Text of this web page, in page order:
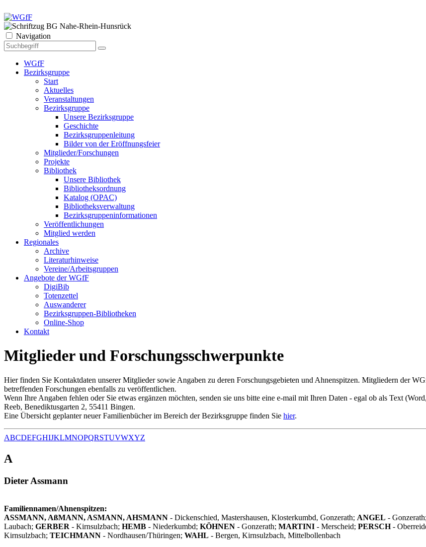
Navigation
WGfF
Bezirksgruppe
Start
Aktuelles
Veranstaltungen
Bezirksgruppe
Unsere Bezirksgruppe
Geschichte
Bezirksgruppenleitung
Bilder von der Eröffnungsfeier
Mitglieder/Forschungen
Projekte
Bibliothek
Unsere Bibliothek
Bibliotheksordnung
Katalog (OPAC)
Bibliotheksverwaltung
Bezirksgruppeninformationen
Veröffentlichungen
Mitglied werden
Regionales
Archive
Literaturhinweise
Vereine/Arbeitsgruppen
Angebote der WGfF
DigiBib
Totenzettel
Auswanderer
Bezirksgruppen-Bibliotheken
Online-Shop
Kontakt
Mitglieder und Forschungsschwerpunkte
Hier finden Sie Kontaktdaten unserer Mitglieder sowie Angaben zu deren Forschungsgebieten und Ahnenspitzen. Mitgliedern der
betreffenden Forschungen ebenfalls zu veröffentlichen.
Wenn Ihre Angaben fehlen oder Sie etwas ergänzen möchten, senden sie uns bitte eine e-mail mit Ihren Daten - egal ob als Text
Reeb, Benediktusgarten 2, 55411 Bingen.
Eine Übersicht geplanter neuer Familienbücher im Bereich der Bezirksgruppe finden Sie hier.
ABCDEFGHIJKLMNOPQRSTUVWXYZ
A
Dieter Assmann
Familiennamen/Ahnenspitzen:
ASSMANN, AßMANN, ASMANN, AHSMANN - Dickenschied, Mastershausen, Klosterkumbd, Gonzerath; ANGEL -
Laubach; GERBER - Kirnsulzbach; HEMB - Niederkumbd; KÖHNEN - Gonzerath; MARTINI - Merscheid; PERSCH-
Kirnsulzbach; TEICHMANN - Nordhausen/Thüringen; WAHL - Bergen, Kirnsulzbach, Mittelbollenbach